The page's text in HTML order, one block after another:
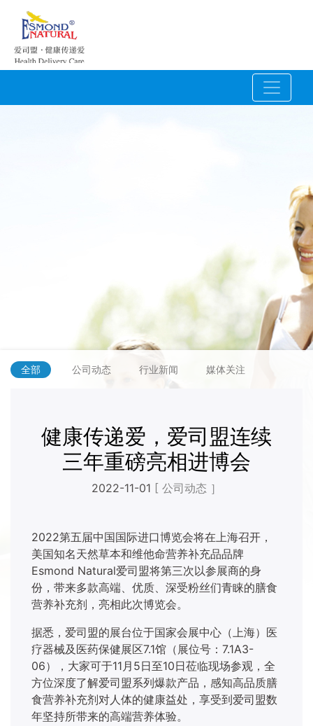
全部 公司动态 行业新闻 媒体关注
健康传递爱，爱司盟连续
三年重磅亮相进博会
2022-11-01 [ 公司动态 ］
2022第五届中国国际进口博览会将在上海召开，
美国知名天然草本和维他命营养补充品品牌
Esmond Natural爱司盟将第三次以参展商的身
份，带来多款高端、优质、深受粉丝们青睐的膳食
营养补充剂，亮相此次博览会。
据悉，爱司盟的展台位于国家会展中心（上海）医
疗器械及医药保健展区7.1馆（展位号：7.1A3-
06），大家可于11月5日至10日莅临现场参观，全
方位深度了解爱司盟系列爆款产品，感知高品质膳
食营养补充剂对人体的健康益处，享受到爱司盟数
年坚持所带来的高端营养体验。